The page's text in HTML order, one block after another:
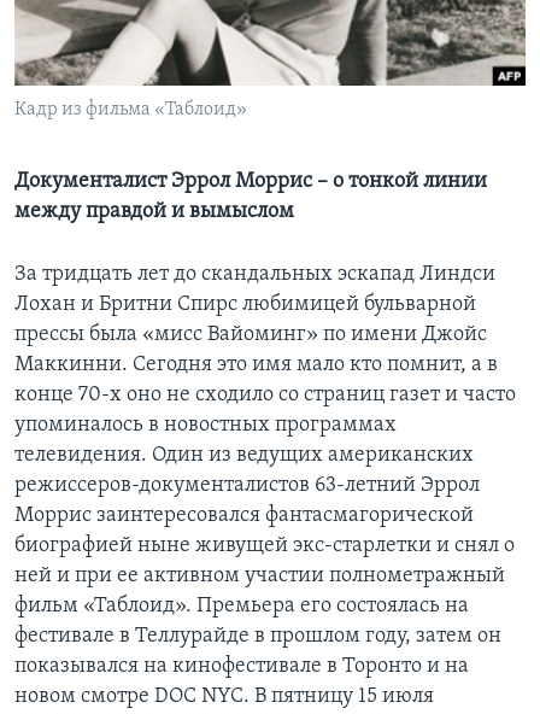
Learning English
СОЦИАЛЬНЫЕ СЕТИ
Языки
Кадр из фильма «Таблоид»
Документалист Эррол Моррис – о тонкой линии
между правдой и вымыслом
За тридцать лет до скандальных эскапад Линдси
Лохан и Бритни Спирс любимицей бульварной
прессы была «мисс Вайоминг» по имени Джойс
Маккинни. Сегодня это имя мало кто помнит, а в
конце 70-х оно не сходило со страниц газет и часто
упоминалось в новостных программах
телевидения. Один из ведущих американских
режиссеров-документалистов 63-летний Эррол
Моррис заинтересовался фантасмагорической
биографией ныне живущей экс-старлетки и снял о
ней и при ее активном участии полнометражный
фильм «Таблоид». Премьера его состоялась на
фестивале в Теллурайде в прошлом году, затем он
показывался на кинофестивале в Торонто и на
новом смотре DOC NYC. В пятницу 15 июля